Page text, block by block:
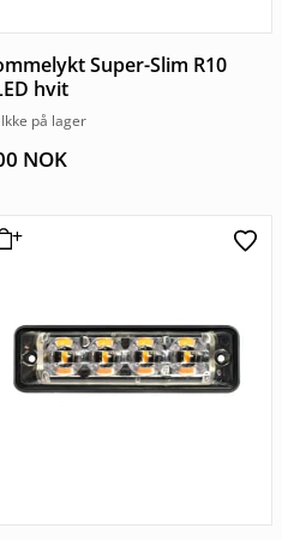
Super-Slim R10
hvit
Ikke på lager
NOK